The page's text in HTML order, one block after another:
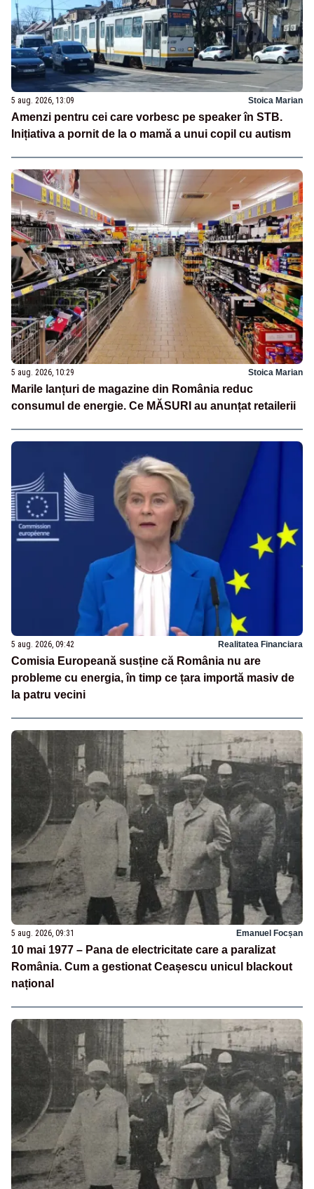
5 aug. 2026, 13:09 Stoica Marian
Amenzi pentru cei care vorbesc pe speaker în STB.
Inițiativa a pornit de la o mamă a unui copil cu autism
5 aug. 2026, 10:29 Stoica Marian
Marile lanțuri de magazine din România reduc
consumul de energie. Ce MĂSURI au anunțat retailerii
5 aug. 2026, 09:42 Realitatea Financiara
Comisia Europeană susține că România nu are
probleme cu energia, în timp ce țara importă masiv de
la patru vecini
5 aug. 2026, 09:31 Emanuel Focșan
10 mai 1977 – Pana de electricitate care a paralizat
România. Cum a gestionat Ceașescu unicul blackout
național